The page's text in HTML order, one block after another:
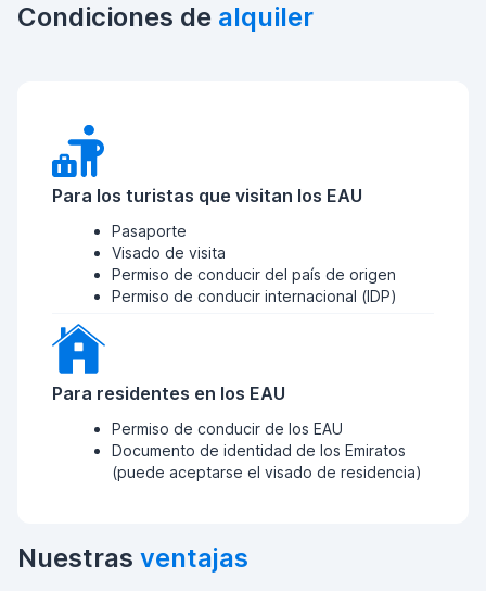
Condiciones de alquiler
Para los turistas que visitan los EAU
Pasaporte
Visado de visita
Permiso de conducir del país de origen
Permiso de conducir internacional (IDP)
Para residentes en los EAU
Permiso de conducir de los EAU
Documento de identidad de los Emiratos
(puede aceptarse el visado de residencia)
Nuestras ventajas